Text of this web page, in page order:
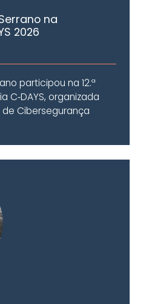
na
2026
participou na 12.ª
C‑DAYS, organizada
Cibersegurança